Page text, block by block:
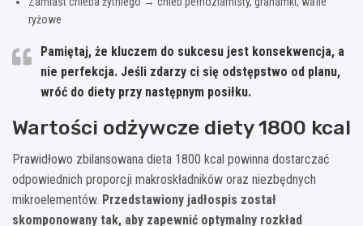
ryżowe
Pamiętaj, że kluczem do sukcesu jest konsekwencja, a
nie perfekcja. Jeśli zdarzy ci się odstępstwo od planu,
wróć do diety przy następnym posiłku.
Wartości odżywcze diety 1800 kcal
Prawidłowo zbilansowana dieta 1800 kcal powinna dostarczać
odpowiednich proporcji makroskładników oraz niezbędnych
mikroelementów. Przedstawiony jadłospis został
skomponowany tak, aby zapewnić optymalny rozkład